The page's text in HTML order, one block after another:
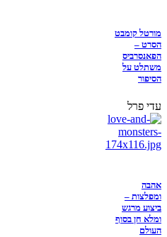
מורטל קומבט
הסרט –
הפאנסרביס
משתלט על
הסיפור
עדי פרל
אהבה
ומפלצות –
ביצוע מרגש
ומלא חן בסוף
העולם